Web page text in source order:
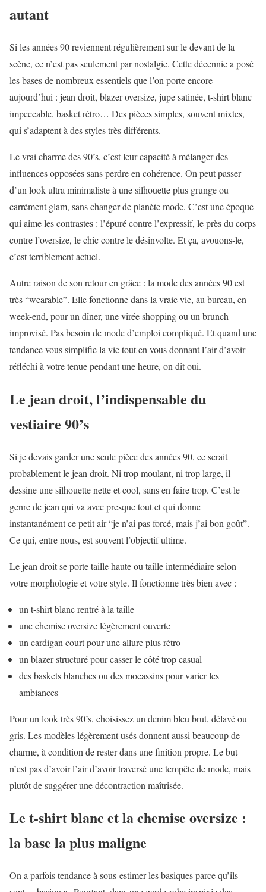
autant
Si les années 90 reviennent régulièrement sur le devant de la
scène, ce n’est pas seulement par nostalgie. Cette décennie a posé
les bases de nombreux essentiels que l’on porte encore
aujourd’hui : jean droit, blazer oversize, jupe satinée, t-shirt blanc
impeccable, basket rétro… Des pièces simples, souvent mixtes,
qui s’adaptent à des styles très différents.
Le vrai charme des 90’s, c’est leur capacité à mélanger des
influences opposées sans perdre en cohérence. On peut passer
d’un look ultra minimaliste à une silhouette plus grunge ou
carrément glam, sans changer de planète mode. C’est une époque
qui aime les contrastes : l’épuré contre l’expressif, le près du corps
contre l’oversize, le chic contre le désinvolte. Et ça, avouons-le,
c’est terriblement actuel.
Autre raison de son retour en grâce : la mode des années 90 est
très “wearable”. Elle fonctionne dans la vraie vie, au bureau, en
week-end, pour un dîner, une virée shopping ou un brunch
improvisé. Pas besoin de mode d’emploi compliqué. Et quand une
tendance vous simplifie la vie tout en vous donnant l’air d’avoir
réfléchi à votre tenue pendant une heure, on dit oui.
Le jean droit, l’indispensable du
vestiaire 90’s
Si je devais garder une seule pièce des années 90, ce serait
probablement le jean droit. Ni trop moulant, ni trop large, il
dessine une silhouette nette et cool, sans en faire trop. C’est le
genre de jean qui va avec presque tout et qui donne
instantanément ce petit air “je n’ai pas forcé, mais j’ai bon goût”.
Ce qui, entre nous, est souvent l’objectif ultime.
Le jean droit se porte taille haute ou taille intermédiaire selon
votre morphologie et votre style. Il fonctionne très bien avec :
un t-shirt blanc rentré à la taille
une chemise oversize légèrement ouverte
un cardigan court pour une allure plus rétro
un blazer structuré pour casser le côté trop casual
des baskets blanches ou des mocassins pour varier les
ambiances
Pour un look très 90’s, choisissez un denim bleu brut, délavé ou
gris. Les modèles légèrement usés donnent aussi beaucoup de
charme, à condition de rester dans une finition propre. Le but
n’est pas d’avoir l’air d’avoir traversé une tempête de mode, mais
plutôt de suggérer une décontraction maîtrisée.
Le t-shirt blanc et la chemise oversize :
la base la plus maligne
On a parfois tendance à sous-estimer les basiques parce qu’ils